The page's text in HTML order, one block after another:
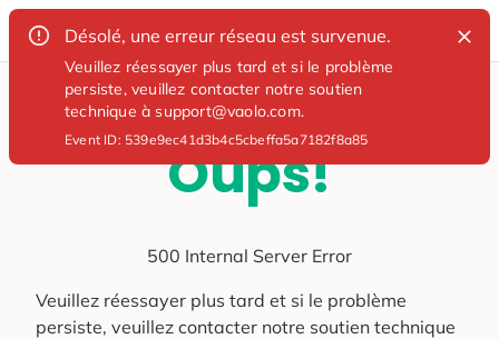
Désolé, une erreur réseau est survenue.
Veuillez réessayer plus tard et si le problème
persiste, veuillez contacter notre soutien
technique à support@vaolo.com.
Event ID: 539e9ec41d3b4c5cbeffa5a7182f8a85
Oups!
500 Internal Server Error
Veuillez réessayer plus tard et si le problème
persiste, veuillez contacter notre soutien technique